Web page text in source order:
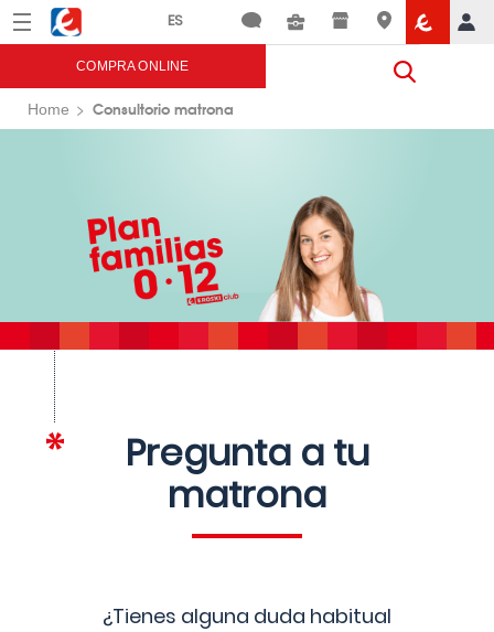
Menú Eroski
COMPRA ONLINE
Home Consultorio matrona
Pregunta a tu
matrona
¿Tienes alguna duda habitual